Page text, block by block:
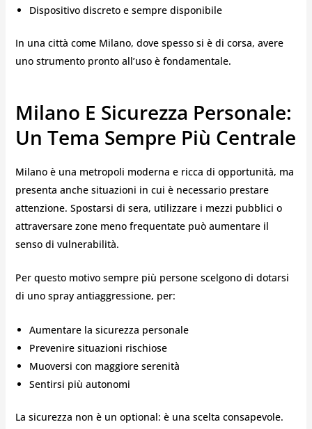
Dispositivo discreto e sempre disponibile
In una città come Milano, dove spesso si è di corsa, avere
uno strumento pronto all’uso è fondamentale.
Milano E Sicurezza Personale:
Un Tema Sempre Più Centrale
Milano è una metropoli moderna e ricca di opportunità, ma
presenta anche situazioni in cui è necessario prestare
attenzione. Spostarsi di sera, utilizzare i mezzi pubblici o
attraversare zone meno frequentate può aumentare il
senso di vulnerabilità.
Per questo motivo sempre più persone scelgono di dotarsi
di uno spray antiaggressione, per:
Aumentare la sicurezza personale
Prevenire situazioni rischiose
Muoversi con maggiore serenità
Sentirsi più autonomi
La sicurezza non è un optional: è una scelta consapevole.